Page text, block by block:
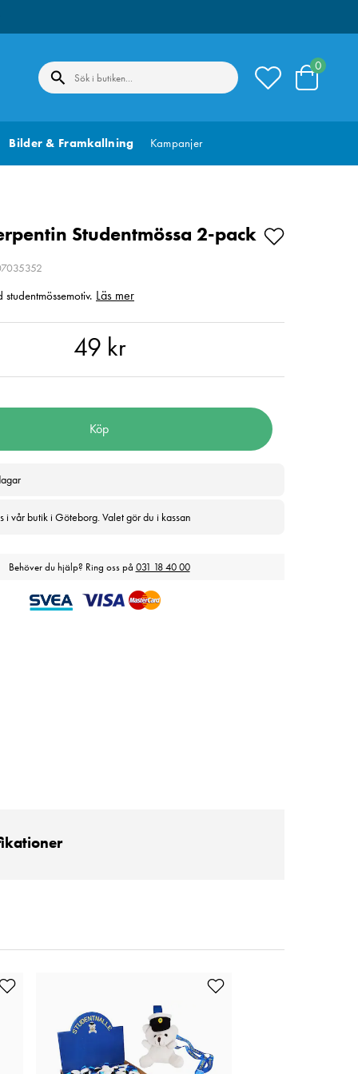
0
Bilder & Framkallning Kampanjer
Studentmössa 2-pack
Läs mer
49 kr
Köp
i vår butik i Göteborg. Valet gör du i kassan
Behöver du hjälp? Ring oss på 031 18 40 00